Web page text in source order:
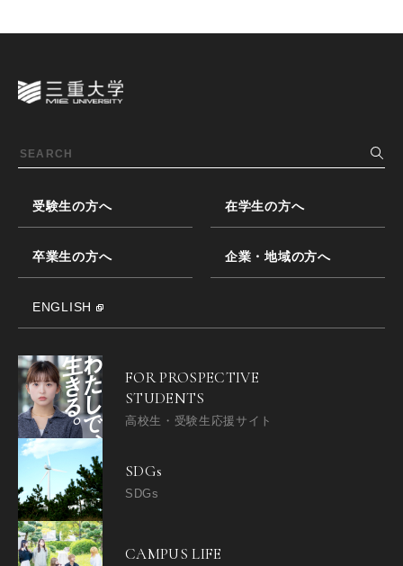
受験生の方へ 在学生の方へ
卒業生の方へ 企業・地域の方へ
ENGLISH
FOR PROSPECTIVE
STUDENTS
高校生・受験生応援サイト
SDGs
SDGs
CAMPUS LIFE